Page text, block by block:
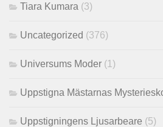
Tiara Kumara (3)
Uncategorized (376)
Universums Moder (1)
Uppstigna Mästarnas
Uppstigningens Ljusarbeare (5)